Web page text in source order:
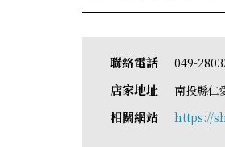
聯絡電話 049-
店家地址 南投縣仁
相關網站 https://